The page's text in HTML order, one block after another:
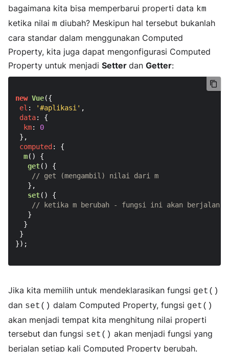
bagaimana kita bisa memperbarui properti data km
ketika nilai m diubah? Meskipun hal tersebut bukanlah
cara standar dalam menggunakan Computed
Property, kita juga dapat mengonfigurasi Computed
Property untuk menjadi Setter dan Getter:
new Vue({
el : '#aplikasi' ,
data: {
km: 0
},
computed : {
m( ) {
get( ) {
// get (mengambil) nilai dari m
   },
set( ) {
// ketika m berubah - fungsi ini akan berjalan
   }
  }
}
});
Jika kita memilih untuk mendeklarasikan fungsi get()
dan set() dalam Computed Property, fungsi get()
akan menjadi tempat kita menghitung nilai properti
tersebut dan fungsi set() akan menjadi fungsi yang
berjalan setiap kali Computed Property berubah.